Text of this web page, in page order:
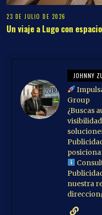
23 DE JULIO DE 2026
Un viaje a Lugo con
JOHNNY
Group
¿Buscas
nuestra